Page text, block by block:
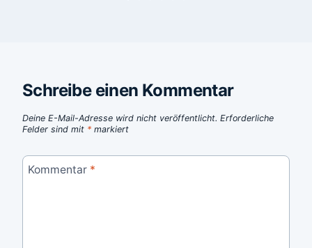
Schreibe einen Kommentar
Deine E-Mail-Adresse wird nicht veröffentlicht. Erforderliche
Felder sind mit * markiert
Kommentar *